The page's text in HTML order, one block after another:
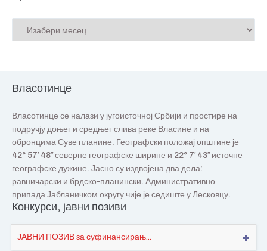
Власотинце
Власотинце се налази у југоисточној Србији и простире на
подручју доњег и средњег слива реке Власине и на
обронцима Суве планине. Географски положај општине је
42° 57′ 48″ северне географске ширине и 22° 7′ 43″ источне
географске дужине. Јасно су издвојена два дела:
равничарски и брдско-планински. Административно
припада Јабланичком округу чије је седиште у Лесковцу.
Конкурси, јавни позиви
ЈАВНИ ПОЗИВ за суфинансирањ...